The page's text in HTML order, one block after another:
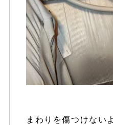
まわりを傷つけない